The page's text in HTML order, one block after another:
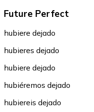
Future Perfect
hubiere dejado
hubieres dejado
hubiere dejado
hubiéremos dejado
hubiereis dejado